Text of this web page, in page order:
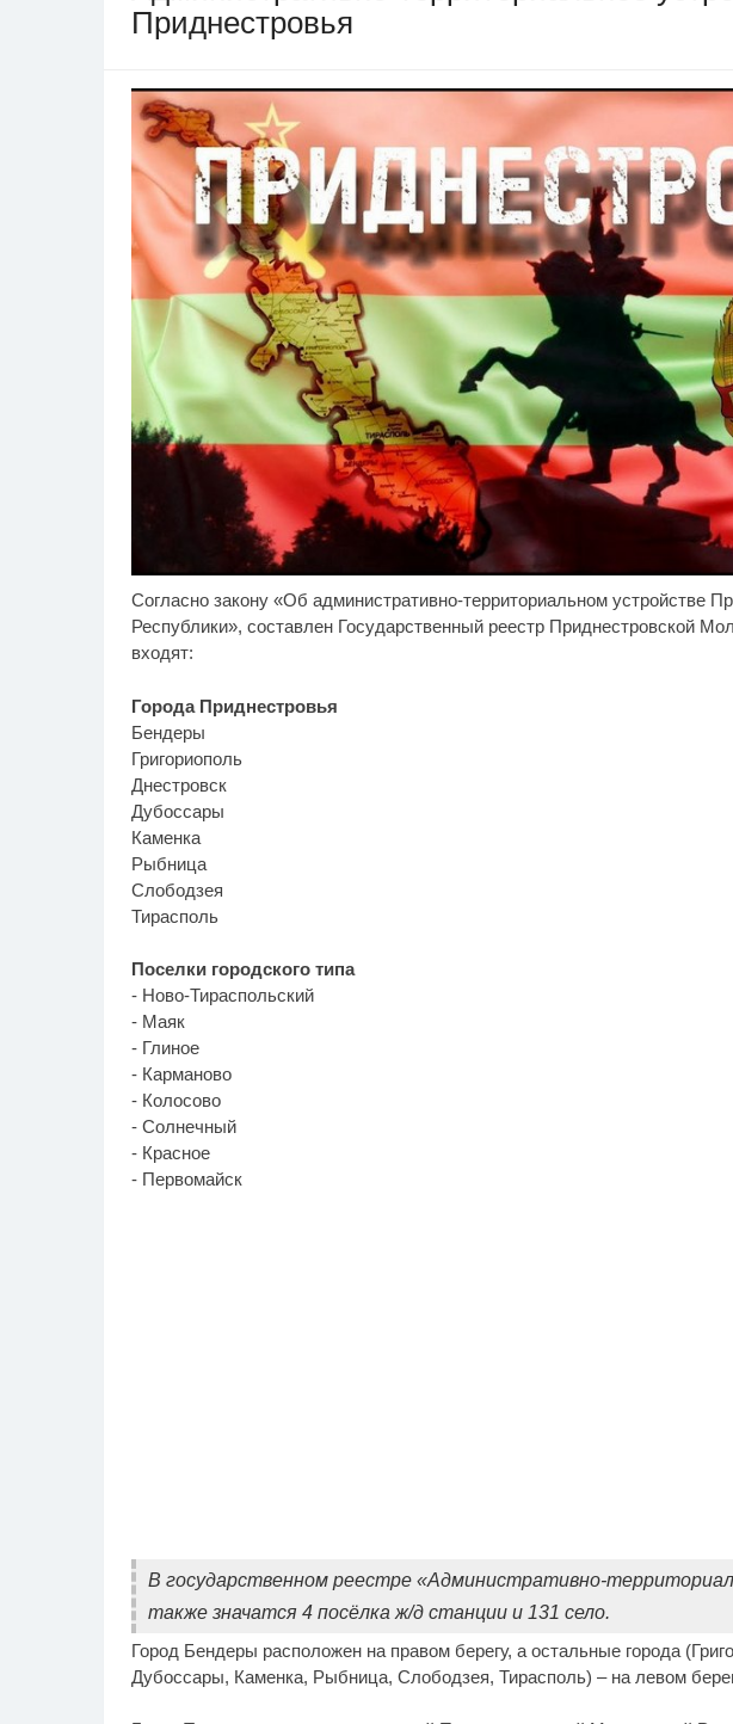
Приднестровья
Согласно закону «Об административно-территориальном устройстве
Республики», составлен Государственный реестр Приднестровской
входят:
Города Приднестровья
Бендеры
Григориополь
Днестровск
Дубоссары
Каменка
Рыбница
Слободзея
Тирасполь
Поселки городского типа
- Ново-Тираспольский
- Маяк
- Глиное
- Карманово
- Колосово
- Солнечный
- Красное
- Первомайск
В государственном реестре «Административно-
также значатся 4 посёлка ж/д станции и 131 село.
Город Бендеры расположен на правом берегу, а остальные города
Дубоссары, Каменка, Рыбница, Слободзея, Тирасполь) – на левом
i
Ролик длится несколько
секунд, а смеяться вы
будете долго
Бодипозитив и здоровье:
переосмысление
стандартов красоты